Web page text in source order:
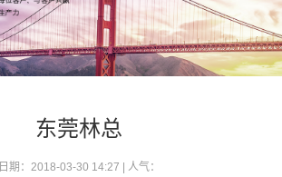
东莞林总
日期：2018-03-30 14:27 | 人气：